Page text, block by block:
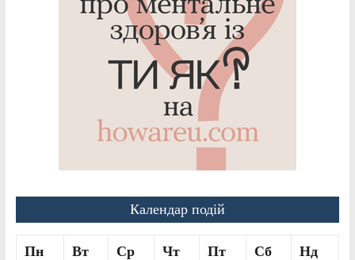
Календар подій
Пн Вт Ср Чт Пт Сб Нд